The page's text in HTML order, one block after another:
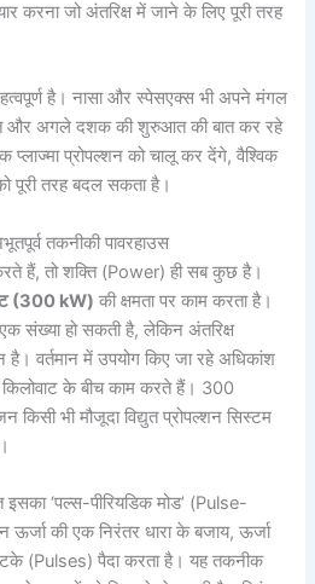
करना जो अंतरिक्ष में जाने के लिए पूरी तरह
है। नासा और स्पेसएक्स भी अपने मंगल
और अगले दशक की शुरुआत की बात कर रहे
प्लाज्मा प्रोपल्शन को चालू कर देंगे, वैश्विक
पूरी तरह बदल सकता है।
तकनीकी पावरहाउस
हैं, तो शक्ति (Power) ही सब कुछ है।
(300 kW) की क्षमता पर काम करता है।
संख्या हो सकती है, लेकिन अंतरिक्ष
वर्तमान में उपयोग किए जा रहे अधिकांश
के बीच काम करते हैं। 300
किसी भी मौजूदा विद्युत प्रोपल्शन सिस्टम
‘पल्स-पीरियडिक मोड’ (Pulse-
की एक निरंतर धारा के बजाय, ऊर्जा
(Pulses) पैदा करता है। यह तकनीक